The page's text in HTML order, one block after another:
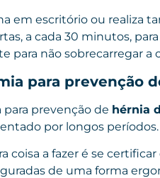
em escritório ou realiza
a cada 30 minutos,
para não sobrecarregar a
para prevenção
prevenção de hérnia
por longos períodos.
coisa a fazer é se
de uma forma